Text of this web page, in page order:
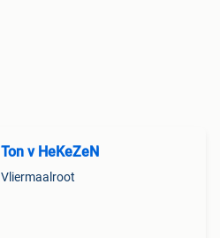
Ton v HeKeZeN
Vliermaalroot